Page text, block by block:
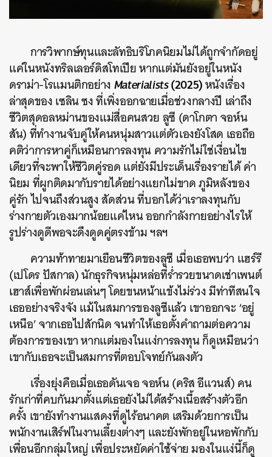
การวิพากษ์ทุนและลัทธิบริโภคนิยมไม่ได้ถูกจำกัดอยู่
แค่ในหนังทริลเลอร์ดิสโทเปีย หากแต่มันยังอยู่ในหนัง
ดราม่า-โรแมนติกอย่างMaterialists(2025)หนังเรื่อง
ล่าสุดของ เซลิน ซง ที่เพิ่งออกฉายเมื่อช่วงกลางปี เล่าถึง
ชีวิตสุดอลหม่านของแม่สื่อคนสวย ลูซี (ดาโกตา จอห์น
สัน) ที่ทำงานจับคู่ให้คนหนุ่มสาวแต่ตัวเองยังโสด เธอถือ
คติว่าการหาคู่ก็เหมือนการลงทุน ความรักไม่ใช่เงื่อนไข
เดียวที่จะพาให้ชีวิตคู่รอด แต่ยังมีประเด็นเรื่องรายได้ ค่า
นิยม ที่ผูกติดมากับรายได้อย่างแยกไม่ขาด ภูมิหลังของ
คู่รัก ไปจนถึงส่วนสูง สัดส่วน ที่บอกได้ว่าเราลงทุนกับ
ร่างกายตัวเองมากน้อยแค่ไหน ออกกำลังกายอย่างไรให้
รูปร่างดูดีพอจะดึงดูดคู่ตรงข้าม ฯลฯ
ความท้าทายมาเยือนชีวิตของลูซี เมื่อเธอพบว่า แฮร์รี
(เปโดร ปัสกาล) นักธุรกิจหนุ่มหล่อที่ร่ำรวยขนาดเช่าเพนต์
เฮาส์เพื่อพักผ่อนเล่นๆ โดยขนหน้าแข้งไม่ร่วง มีท่าทีสนใจ
เธออย่างจริงจัง แม้ในสมการของลูซีแล้ว เขาออกจะ ‘อยู่
เหนือ’ จากเธอไปสักนิด จนทำให้เธอตั้งคำถามต่อความ
ต้องการของเขา หากแต่มองในแง่การลงทุน ก็ดูเหมือนว่า
เขากับเธอจะเป็นสมการที่ตอบโจทย์กันลงตัว
เรื่องยุ่งคือเมื่อเธอดันเจอ จอห์น (คริส อีแวนส์) คน
รักเก่าที่คบกันมาตั้งแต่เธอยังไม่ได้สร้างเนื้อสร้างตัวอีก
ครั้ง เขายังทำงานแสดงที่ดูไร้อนาคต เสริมด้วยการเป็น
พนักงานเสิร์ฟในงานเลี้ยงต่างๆ และยังพักอยู่ในหอพักกับ
เพื่อนอีกกลุ่มใหญ่ เพื่อประหยัดค่าใช้จ่าย มองในแง่นี้ก็ดู
ค้นหา
SHARE TWEET LINE EMAIL